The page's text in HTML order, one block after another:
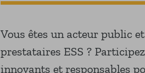
Vous êtes un acteur public
prestataires ESS ?
innovants et responsables